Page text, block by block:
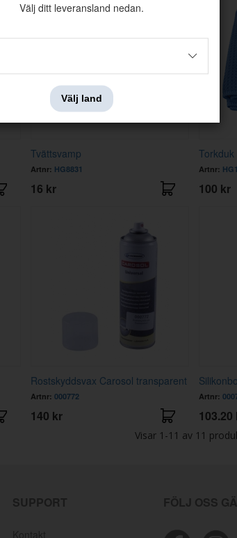
Tvättsvamp
Artnr: HG8831
16 kr
Torkduk
Artnr:
100 kr
Rostskyddsvax Carosol transparent
Artnr: 000772
140 kr
Artnr:
103.20
Visar 1-11 av 11
Välj ditt leveransland nedan.
Välj land